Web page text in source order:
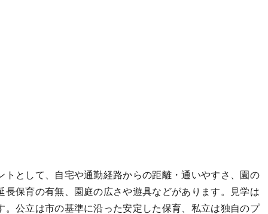
として、自宅や通勤経路からの距離・通いやすさ、園の
保育の有無、園庭の広さや遊具などがあります。見学は
公立は市の基準に沿った安定した保育、私立は独自のプ